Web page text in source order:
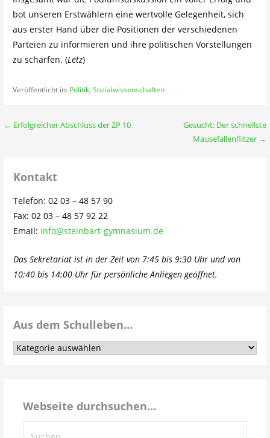
bot unseren Erstwählern eine wertvolle Gelegenheit, sich
aus erster Hand über die Positionen der verschiedenen
Parteien zu informieren und ihre politischen Vorstellungen
zu schärfen. (Letz)
Veröffentlicht in: Politik, Sozialwissenschaften
Beitragsnavigation
← Erfolgreicher Abschluss der ZP 10
Gesucht: Der schnellste
Mausefallenflitzer →
Kontakt
Telefon: 02 03 – 48 57 90
Fax: 02 03 – 48 57 92 22
Email: info@steinbart-gymnasium.de
Das Sekretariat ist in der Zeit von 7:45 bis 9:30 Uhr und von
10:40 bis 14:00 Uhr für persönliche Anliegen geöffnet.
Aus dem Schulleben…
Aus
Webseite durchsuchen…